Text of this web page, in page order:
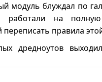
модуль блуждал по
работали на
правила
дредноутов